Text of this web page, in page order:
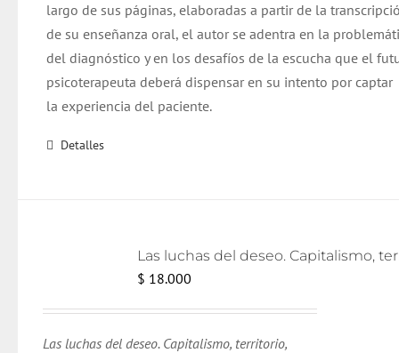
largo de sus páginas, elaboradas a partir de la
de su enseñanza oral, el autor se adentra en la
del diagnóstico y en los desafíos de la escucha que el
psicoterapeuta deberá dispensar en su intento por captar
la experiencia del paciente.
Detalles
Las
$ 18.000
Las luchas del deseo. Capitalismo, territorio,